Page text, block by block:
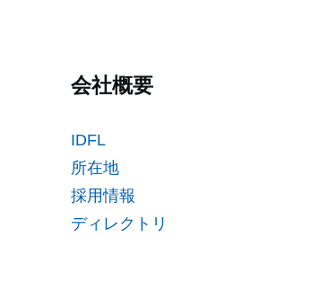
会社概要
IDFL
所在地
採用情報
ディレクトリ